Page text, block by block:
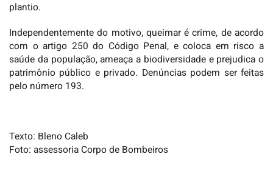
plantio.
Independentemente do motivo, queimar é crime, de acordo
com o artigo 250 do Código Penal, e coloca em risco a
saúde da população, ameaça a biodiversidade e prejudica o
patrimônio público e privado. Denúncias podem ser feitas
pelo número 193.
Texto: Bleno Caleb
Foto: assessoria Corpo de Bombeiros